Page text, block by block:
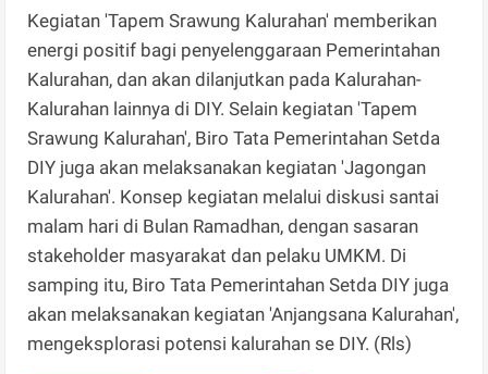
Kegiatan 'Tapem Srawung Kalurahan' memberikan
energi positif bagi penyelenggaraan Pemerintahan
Kalurahan, dan akan dilanjutkan pada Kalurahan-
Kalurahan lainnya di DIY. Selain kegiatan 'Tapem
Srawung Kalurahan', Biro Tata Pemerintahan Setda
DIY juga akan melaksanakan kegiatan 'Jagongan
Kalurahan'. Konsep kegiatan melalui diskusi santai
malam hari di Bulan Ramadhan, dengan sasaran
stakeholder masyarakat dan pelaku UMKM. Di
samping itu, Biro Tata Pemerintahan Setda DIY juga
akan melaksanakan kegiatan 'Anjangsana Kalurahan',
mengeksplorasi potensi kalurahan se DIY. (Rls)